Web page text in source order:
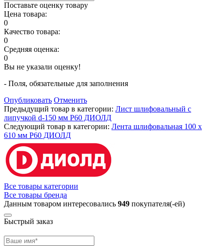
Поставьте оценку товару
Цена товара:
0
Качество товара:
0
Средняя оценка:
0
Вы не указали оценку!
- Поля, обязательные для заполнения
Опубликовать Отменить
Предыдущий товар в категории: Лист шлифовальный с
липучкой d-150 мм Р60 ДИОЛД
Следующий товар в категории: Лента шлифовальная 100 х
610 мм Р60 ДИОЛД
Все товары категории
Все товары бренда
Данным товаром интересовались 949 покупателя(-ей)
Быстрый заказ